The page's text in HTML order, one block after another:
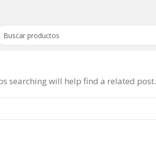
searching will help find a related post.